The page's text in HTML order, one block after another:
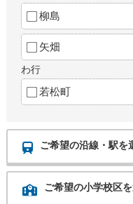
柳島
矢畑
わ行
若松町
ご希望の沿線・駅を
ご希望の小学校区